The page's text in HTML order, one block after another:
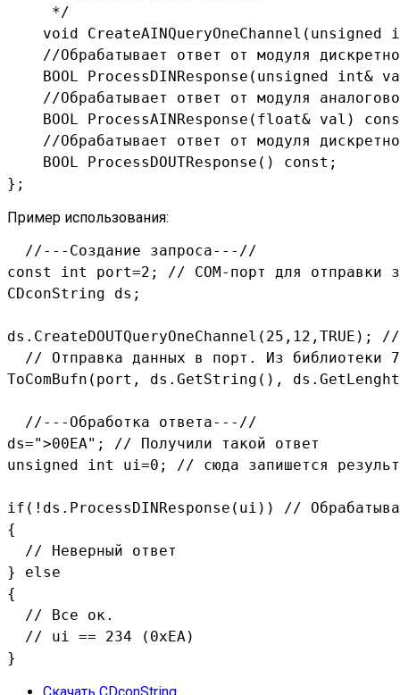
     */
void CreateAINQueryOneChannel(unsigned
//Обрабатывает ответ от модуля
BOOL ProcessDINResponse(unsigned int&
//Обрабатывает ответ от модуля
BOOL ProcessAINResponse(float& val)
//Обрабатывает ответ от модуля
    BOOL ProcessDOUTResponse() const;
};
Пример использования:
  //---Создание запроса---//
const int port=2; // COM-порт для отправки
CDconString ds;
ds.CreateDOUTQueryOneChannel(25,12,TRUE);
// Отправка данных в порт. Из библиотеки
ToComBufn(port, ds.GetString(),
  //---Обработка ответа---//
ds=">00EA"; // Получили такой ответ
unsigned int ui=0; // сюда запишется
if(!ds.ProcessDINResponse(ui)) //
{
  // Неверный ответ
} else
{
  // Все ок.
  // ui == 234 (0xEA)
}
Скачать CDconString